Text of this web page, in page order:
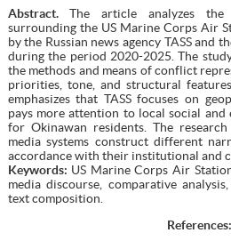
Abstract.The article analyzes the
surrounding the US Marine Corps Air
by the Russian news agency TASS and
during the period 2020-2025. The
the methods and means of conflict
priorities, tone, and structural
emphasizes that TASS focuses on
pays more attention to local social and
for Okinawan residents. The
media systems construct different
accordance with their institutional and
Keywords: US Marine Corps Air
media discourse, comparative
text composition.
References: